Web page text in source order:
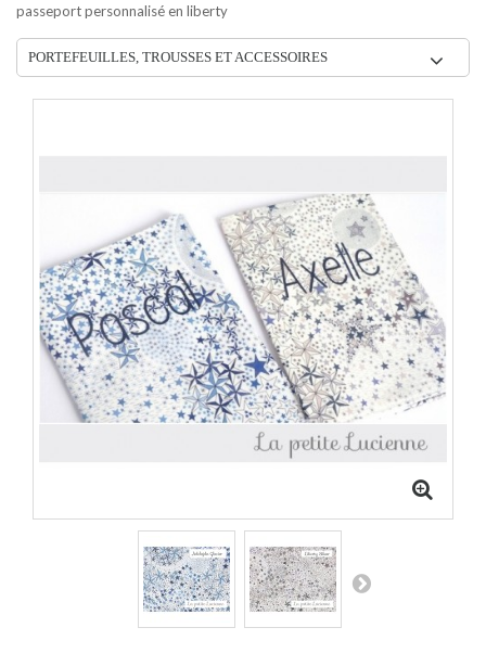
passeport personnalisé en liberty
PORTEFEUILLES, TROUSSES ET ACCESSOIRES